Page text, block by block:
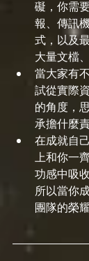
礙，你需
報、傳訊
式，以及
大量文檔
當大家有
試從實際
的角度，
承擔什麼
在成就自
上和你一
功感中吸
所以當你
團隊的榮耀